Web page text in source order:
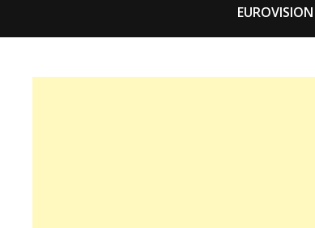
EUROVISION